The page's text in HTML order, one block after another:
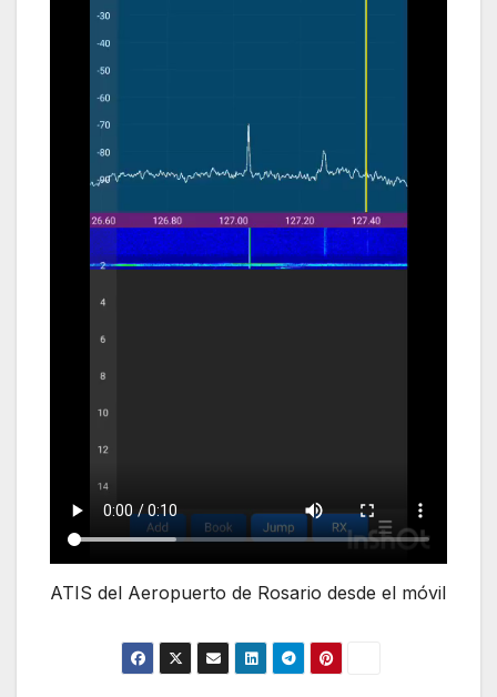
ATIS del Aeropuerto de Rosario desde el móvil